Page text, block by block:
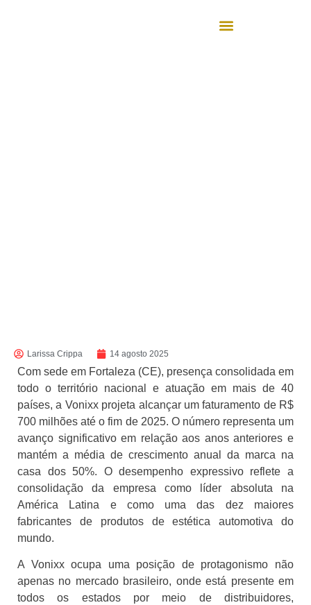
Larissa Crippa 14 agosto 2025
Com sede em Fortaleza (CE), presença consolidada em
todo o território nacional e atuação em mais de 40
países, a Vonixx projeta alcançar um faturamento de R$
700 milhões até o fim de 2025. O número representa um
avanço significativo em relação aos anos anteriores e
mantém a média de crescimento anual da marca na
casa dos 50%. O desempenho expressivo reflete a
consolidação da empresa como líder absoluta na
América Latina e como uma das dez maiores
fabricantes de produtos de estética automotiva do
mundo.
A Vonixx ocupa uma posição de protagonismo não
apenas no mercado brasileiro, onde está presente em
todos os estados por meio de distribuidores,